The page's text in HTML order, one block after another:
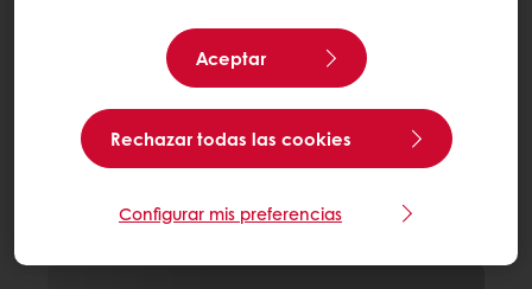
Aceptar
Rechazar todas las cookies
Configurar mis preferencias